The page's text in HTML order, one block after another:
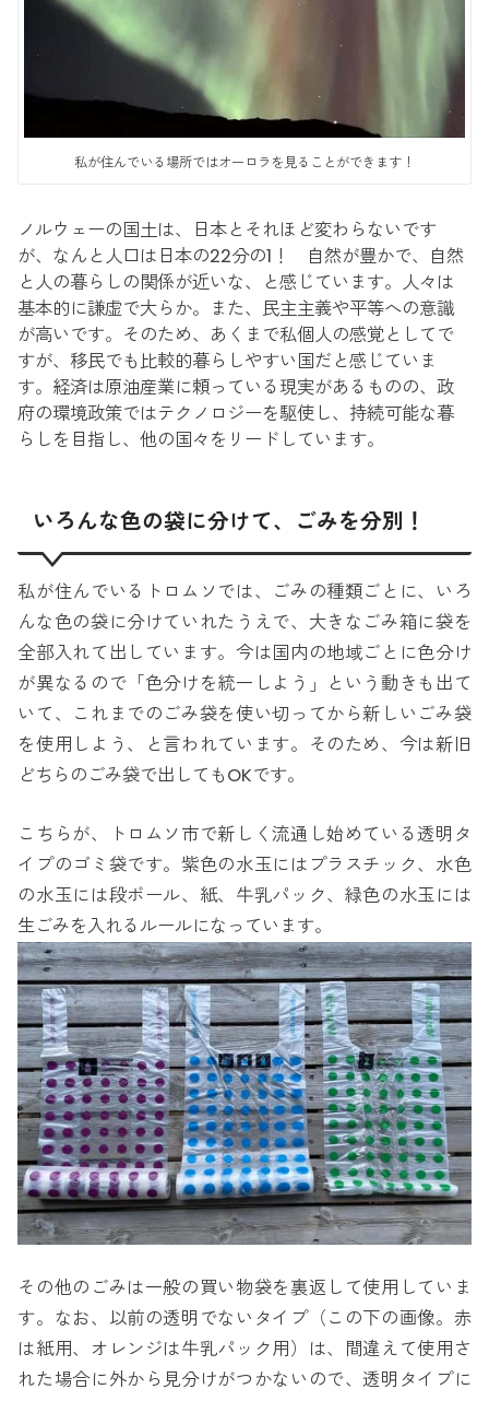
私が住んでいる場所ではオーロラを見ることができます！
ノルウェーの国土は、日本とそれほど変わらないです
が、なんと人口は日本の22分の1！ 自然が豊かで、自然
と人の暮らしの関係が近いな、と感じています。人々は
基本的に謙虚で大らか。また、民主主義や平等への意識
が高いです。そのため、あくまで私個人の感覚としてで
すが、移民でも比較的暮らしやすい国だと感じていま
す。経済は原油産業に頼っている現実があるものの、政
府の環境政策ではテクノロジーを駆使し、持続可能な暮
らしを目指し、他の国々をリードしています。
いろんな色の袋に分けて、ごみを分別！
私が住んでいるトロムソでは、ごみの種類ごとに、いろ
んな色の袋に分けていれたうえで、大きなごみ箱に袋を
全部入れて出しています。今は国内の地域ごとに色分け
が異なるので「色分けを統一しよう」という動きも出て
いて、これまでのごみ袋を使い切ってから新しいごみ袋
を使用しよう、と言われています。そのため、今は新旧
どちらのごみ袋で出してもOKです。
こちらが、トロムソ市で新しく流通し始めている透明タ
イプのゴミ袋です。紫色の水玉にはプラスチック、水色
の水玉には段ボール、紙、牛乳パック、緑色の水玉には
生ごみを入れるルールになっています。
その他のごみは一般の買い物袋を裏返して使用していま
す。なお、以前の透明でないタイプ（この下の画像。赤
は紙用、オレンジは牛乳パック用）は、間違えて使用さ
れた場合に外から見分けがつかないので、透明タイプに